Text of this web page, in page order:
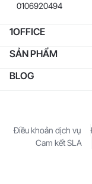
0106920494
1OFFICE
SẢN PHẨM
BLOG
Điều khoản dịch vụ
Cam kết SLA